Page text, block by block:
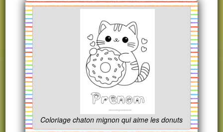
Coloriage chaton mignon qui aime les donuts